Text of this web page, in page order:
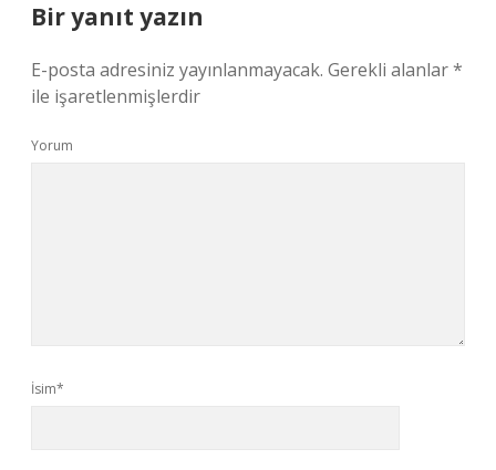
Bir yanıt yazın
E-posta adresiniz yayınlanmayacak. Gerekli alanlar*
ile işaretlenmişlerdir
Yorum
İsim*